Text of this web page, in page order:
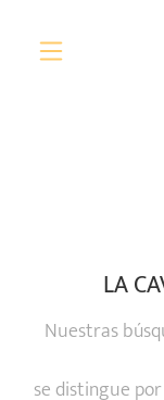
LA
Nuestras
se distingue